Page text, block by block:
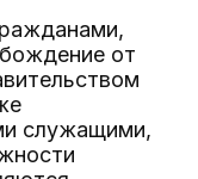
от
служащими,